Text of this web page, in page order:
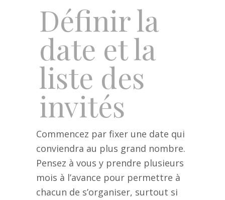
Définir la
date et la
liste des
invités
Commencez par fixer une date qui
conviendra au plus grand nombre.
Pensez à vous y prendre plusieurs
mois à l’avance pour permettre à
chacun de s’organiser, surtout si